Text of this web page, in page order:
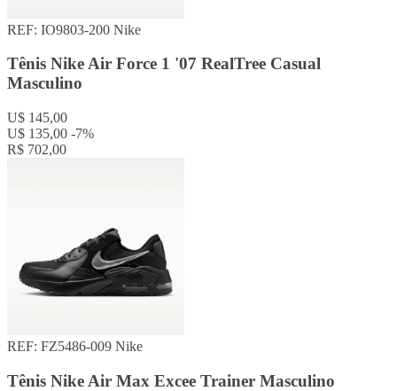
REF: IO9803-200 Nike
Tênis Nike Air Force 1 '07 RealTree Casual
Masculino
U$ 145,00
U$ 135,00 -7%
R$ 702,00
REF: FZ5486-009 Nike
Tênis Nike Air Max Excee Trainer Masculino